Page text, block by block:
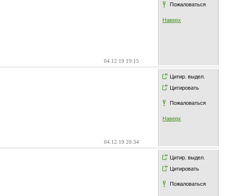
Пожаловаться
Наверх
04.12.19 19:15
Цитир. выдел.
Цитировать
Пожаловаться
Наверх
04.12.19 20:34
Цитир. выдел.
Цитировать
Пожаловаться